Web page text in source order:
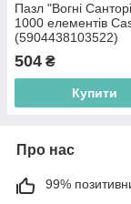
Пазл "Вогні
1000 елементів
(5904438103522)
504 ₴
Купити
Про нас
99%